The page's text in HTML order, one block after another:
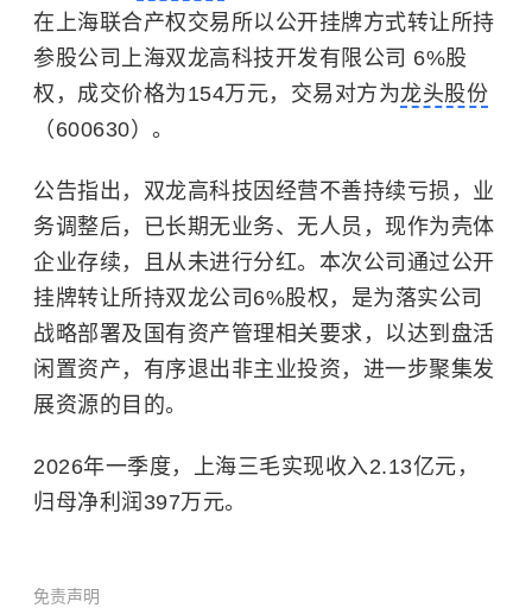
在上海联合产权交易所以公开挂牌方式转让所持
参股公司上海双龙高科技开发有限公司 6%股
权，成交价格为154万元，交易对方为龙头股份
（600630）。
公告指出，双龙高科技因经营不善持续亏损，业
务调整后，已长期无业务、无人员，现作为壳体
企业存续，且从未进行分红。本次公司通过公开
挂牌转让所持双龙公司6%股权，是为落实公司
战略部署及国有资产管理相关要求，以达到盘活
闲置资产，有序退出非主业投资，进一步聚集发
展资源的目的。
2026年一季度，上海三毛实现收入2.13亿元，
归母净利润397万元。
免责声明